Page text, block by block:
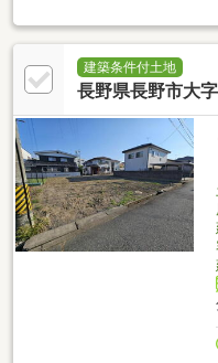
たり良好で閑静な住宅地エ
校】エリアお客様のご要望
可能ですので是非お気軽にお
建築条件付土地
長野県長野市大